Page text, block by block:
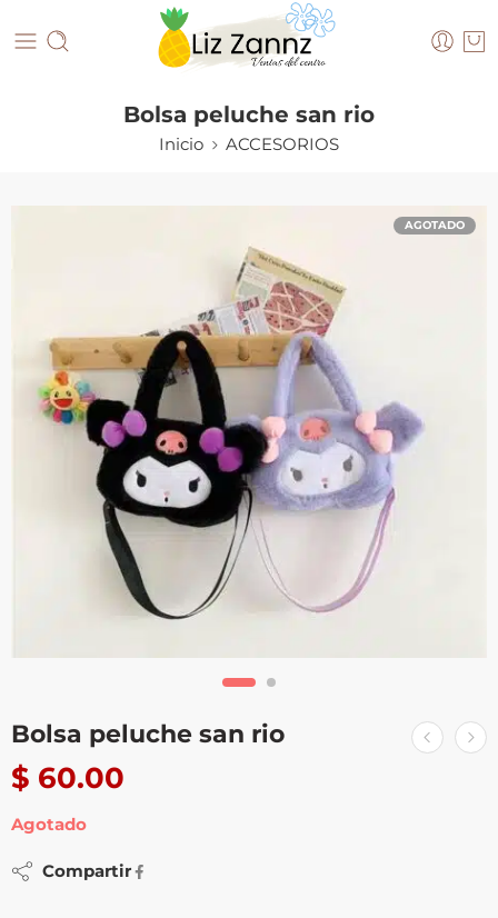
Bolsa peluche san rio
Inicio ACCESORIOS
AGOTADO
Bolsa peluche san rio
$ 60.00
Agotado
Compartir